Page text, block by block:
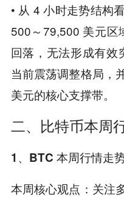
• 从 4 小时走势结构
500～79,500 美元区
回落，无法形成有
当前震荡调整格局，
美元的核心支撑带。
二、比特币本周
1、BTC 本周行情走
本周核心观点：关注